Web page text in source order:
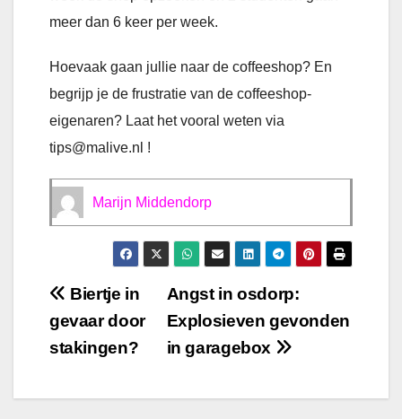
meer dan 6 keer per week.
Hoevaak gaan jullie naar de coffeeshop? En
begrijp je de frustratie van de coffeeshop-
eigenaren? Laat het vooral weten via
tips@malive.nl !
Marijn Middendorp
Bericht
navigatie
Angst in osdorp:
Explosieven gevonden
in garagebox
Biertje in
gevaar door
stakingen?